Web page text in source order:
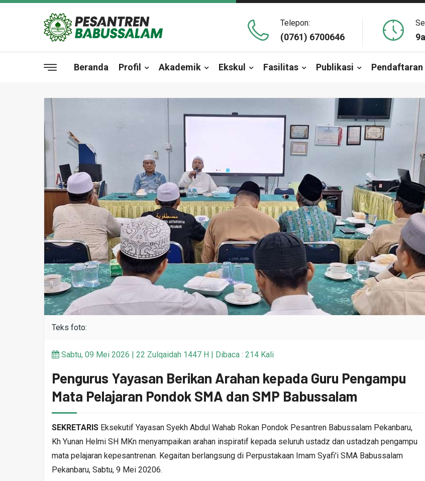
Telepon:
(0761) 6700646
Beranda Profil Akademik Ekskul Fasilitas Publikasi Pendaftaran
Teks foto:
Sabtu, 09 Mei 2026 | 22 Zulqaidah 1447 H | Dibaca : 214 Kali
Pengurus Yayasan Berikan Arahan kepada Guru Pengampu
Mata Pelajaran Pondok SMA dan SMP Babussalam
SEKRETARIS Eksekutif Yayasan Syekh Abdul Wahab Rokan Pondok Pesantren Babussalam Pekanbaru,
Kh Yunan Helmi SH MKn menyampaikan arahan inspiratif kepada seluruh ustadz dan ustadzah pengampu
mata pelajaran kepesantrenan. Kegaitan berlangsung di Perpustakaan Imam Syafi'i SMA Babussalam
Pekanbaru, Sabtu, 9 Mei 20206.